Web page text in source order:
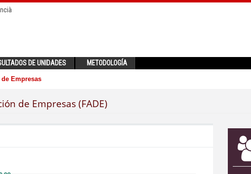
DE UNIDADES METODOLOGÍA
Empresas
de Empresas (FADE)